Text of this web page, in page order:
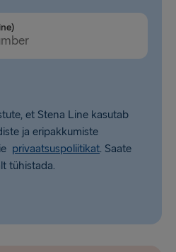
et Stena Line kasutab
ja eripakkumiste
privaatsuspoliitikat. Saate
tühistada.